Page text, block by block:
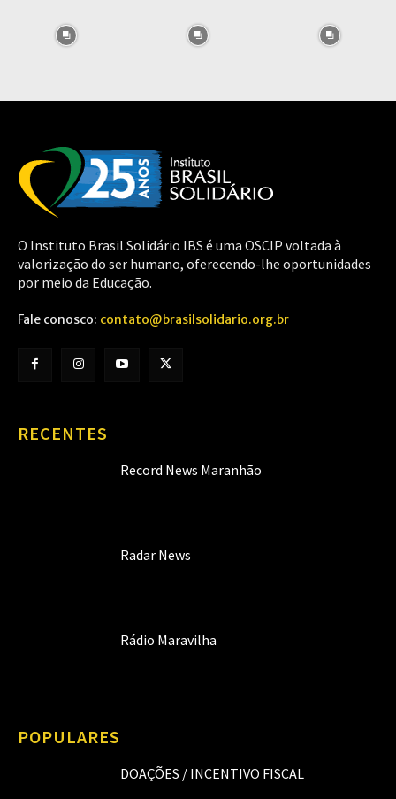
O Instituto Brasil Solidário IBS é uma OSCIP voltada à
valorização do ser humano, oferecendo-lhe oportunidades
por meio da Educação.
Fale conosco: contato@brasilsolidario.org.br
RECENTES
Record News Maranhão
Radar News
Rádio Maravilha
POPULARES
DOAÇÕES / INCENTIVO FISCAL